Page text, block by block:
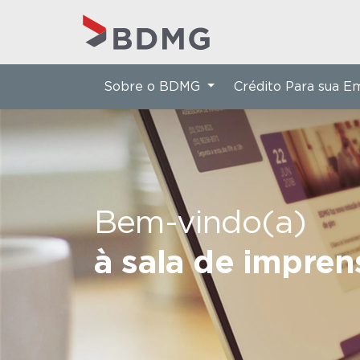
Bem-vindo(a)
à sala de
Sobre o BDMG Crédito Para sua